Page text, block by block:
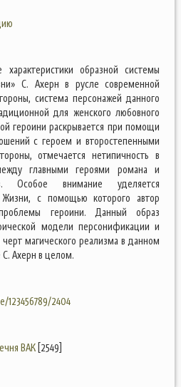
характеристики образной системы
С. Ахерн в русле современной
система персонажей данного
для женского любовного
героини раскрывается при помощи
с героем и второстепенными
отмечается нетипичность в
главными героями романа и
Особое внимание уделяется
с помощью которого автор
героини. Данный образ
модели персонификации и
магического реализма в данном
Ахерн в целом.
123456789/2404
ВАК [2549]